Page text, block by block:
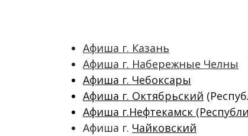
Афиша г. Казань
Афиша г. Набережные Челны
Афиша г. Чебоксары
Афиша г. Октябрьский
Афиша г.Нефтекамск
Афиша г. Чайковский